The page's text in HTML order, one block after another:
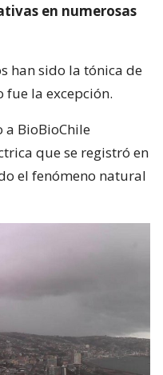
en numerosas
han sido la tónica de
fue la excepción.
a BioBioChile
que se registró en
el fenómeno natural